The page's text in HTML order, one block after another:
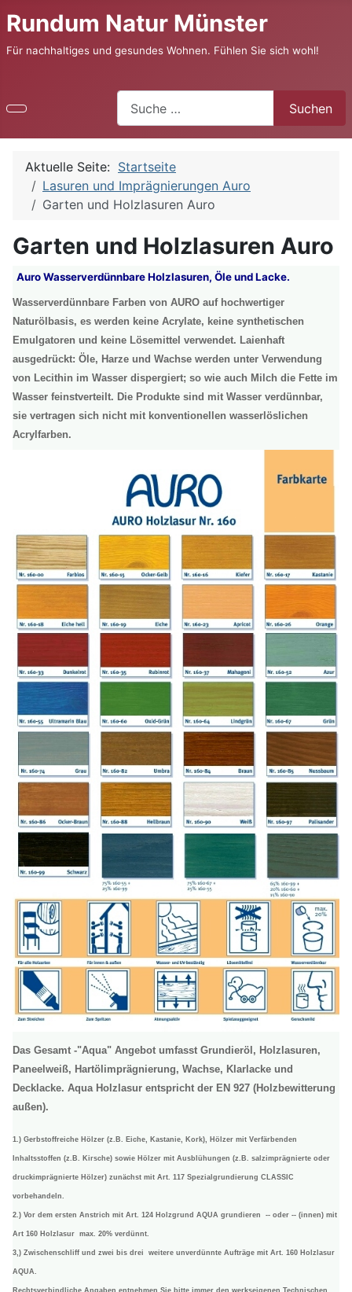
Rundum Natur Münster
Für nachhaltiges und gesundes Wohnen. Fühlen Sie sich wohl!
Suchen
Aktuelle Seite: Startseite
Lasuren und Imprägnierungen Auro
Garten und Holzlasuren Auro
Garten und Holzlasuren Auro
Auro Wasserverdünnbare Holzlasuren, Öle und Lacke.
Wasserverdünnbare Farben von AURO auf hochwertiger
Naturölbasis, es werden keine Acrylate, keine synthetischen
Emulgatoren und keine Lösemittel verwendet. Laienhaft
ausgedrückt: Öle, Harze und Wachse werden unter Verwendung
von Lecithin im Wasser dispergiert; so wie auch Milch die Fette im
Wasser feinstverteilt. Die Produkte sind mit Wasser verdünnbar,
sie vertragen sich nicht mit konventionellen wasserlöslichen
Acrylfarben.
Das Gesamt -"Aqua" Angebot umfasst Grundieröl, Holzlasuren,
Paneelweiß, Hartölimprägnierung, Wachse, Klarlacke und
Decklacke. Aqua Holzlasur entspricht der EN 927 (Holzbewitterung
außen).
1.) Gerbstoffreiche Hölzer (z.B. Eiche, Kastanie, Kork), Hölzer mit Verfärbenden
Inhaltsstoffen (z.B. Kirsche) sowie Hölzer mit Ausblühungen (z.B. salzimprägnierte oder
druckimprägnierte Hölzer) zunächst mit Art. 117 Spezialgrundierung CLASSIC
vorbehandeln.
2.) Vor dem ersten Anstrich mit Art. 124 Holzgrund AQUA grundieren -- oder -- (innen) mit
Art 160 Holzlasur max. 20% verdünnt.
3,) Zwischenschliff und zwei bis drei weitere unverdünnte Aufträge mit Art. 160 Holzlasur
AQUA.
Rechtsverbindliche Angaben entnehmen Sie bitte immer den werkseigenen Technischen